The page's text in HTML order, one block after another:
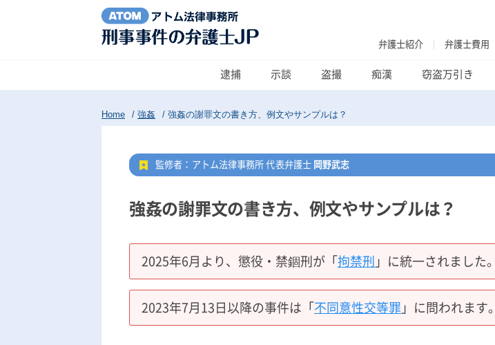
弁護士紹介 弁護士費用
刑事事件でお困りの方
刑事事件の無料相談
家族が逮捕された方はこちら
逮捕 示談 盗撮 痴漢 窃盗万引き
Home / 強姦 / 強姦の謝罪文の書き方、例文やサンプルは？
監修者：アトム法律事務所 代表弁護士 岡野武志
強姦の謝罪文の書き方、例文やサンプルは？
2025年6月より、懲役・禁錮刑が「 拘禁刑 」に統一されました。
2023年7月13日以降の事件は「 不同意性交等罪 」に問われます。